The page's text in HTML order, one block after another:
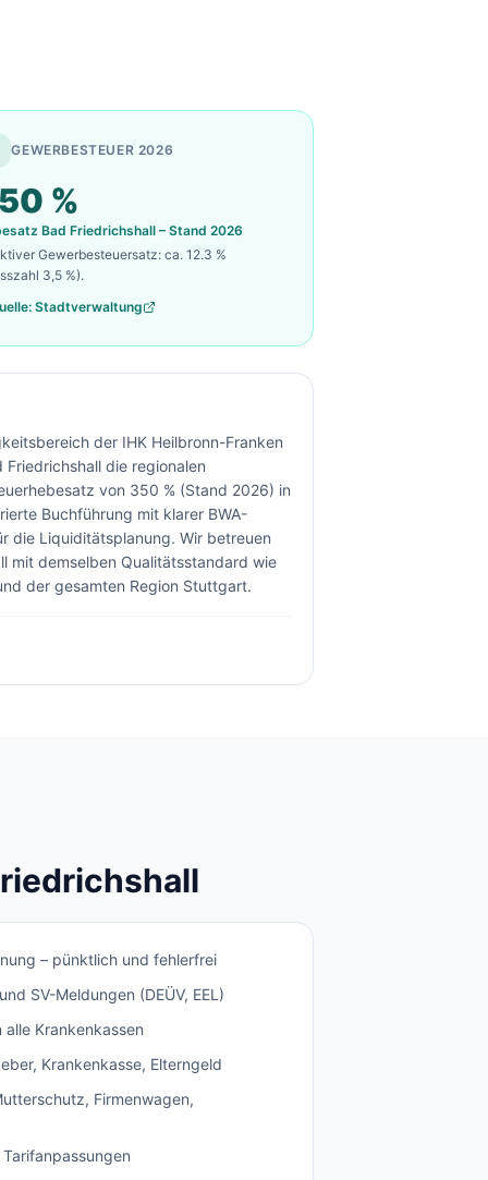
GEWERBESTEUER 2026
%
Bad Friedrichshall – Stand 2026
Gewerbesteuersatz: ca.12.3 %
3,5 %).
Stadtverwaltung
der IHK Heilbronn-Franken
die regionalen
von 350 % (Stand 2026) in
Buchführung mit klarer BWA-
die Liquiditätsplanung. Wir betreuen
mit demselben Qualitätsstandard wie
der gesamten Region Stuttgart.
– pünktlich und fehlerfrei
SV-Meldungen (DEÜV, EEL)
Krankenkassen
Krankenkasse, Elterngeld
Firmenwagen,